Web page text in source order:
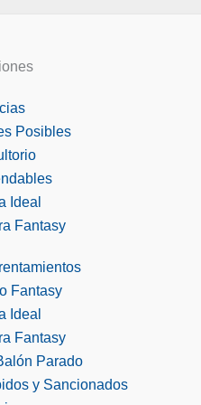
Posibles
Ideal
Fantasy
Fantasy
Ideal
Fantasy
Parado
y Sancionados